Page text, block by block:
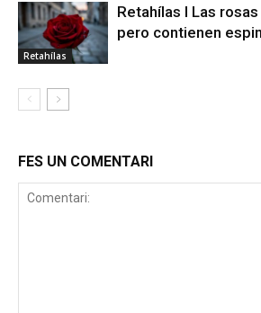
Retahílas
Retahílas l Las
pero contienen
FES UN COMENTARI